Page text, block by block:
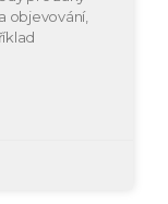
objevování,